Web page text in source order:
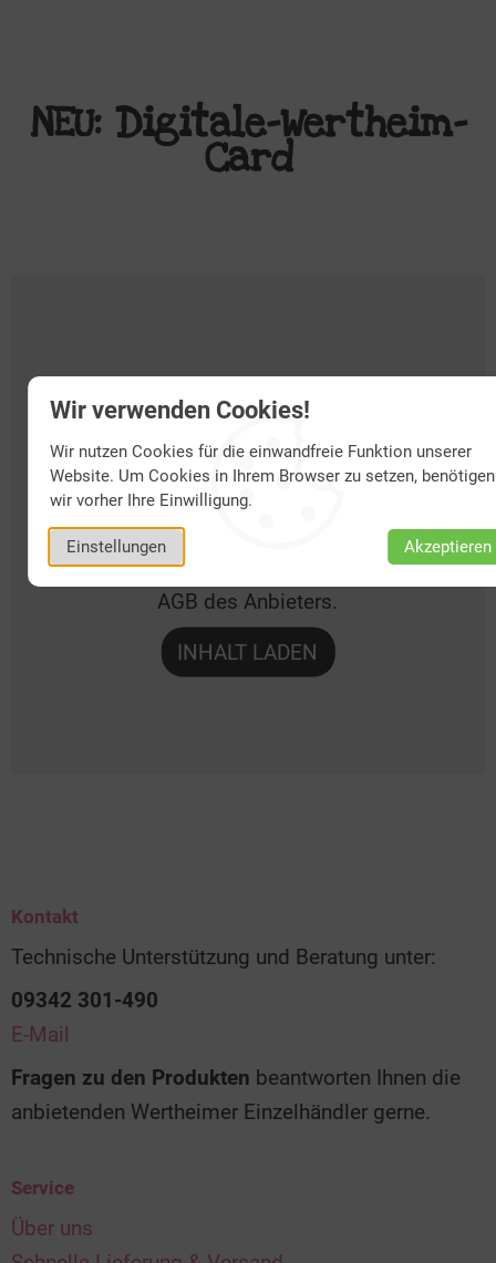
Wir verwenden Cookies!
Wir nutzen Cookies für die einwandfreie Funktion unserer
Website. Um Cookies in Ihrem Browser zu setzen, benötigen
wir vorher Ihre Einwilligung.
Einstellungen Akzeptieren
NEU: Digitale-Wertheim-
Card
Die folgenden Inhalte werden von
gewuenschten Inhalte anzuzeigen,
klicken Sie bitte auf "Inhalte laden". Mit
dem Laden der Inhalte akzeptieren Sie
die Datenschutzbedingungen und die
AGB des Anbieters.
INHALT LADEN
Kontakt
Technische Unterstützung und Beratung unter:
09342 301-490
E-Mail
Fragen zu den Produkten beantworten Ihnen die
anbietenden Wertheimer Einzelhändler gerne.
Service
Über uns